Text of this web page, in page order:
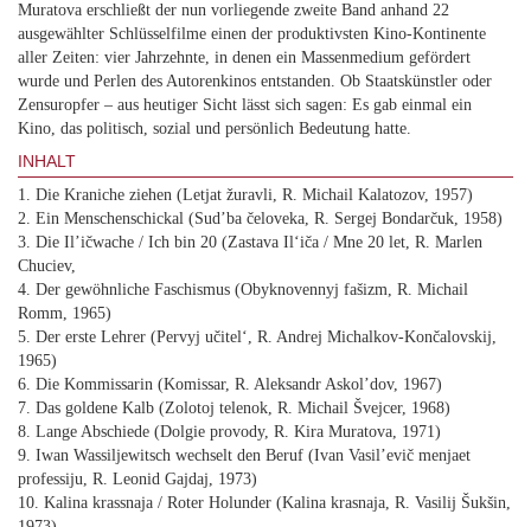
Muratova erschließt der nun vorliegende zweite Band anhand 22
ausgewählter Schlüsselfilme einen der produktivsten Kino-Kontinente
aller Zeiten: vier Jahrzehnte, in denen ein Massenmedium gefördert
wurde und Perlen des Autorenkinos entstanden. Ob Staatskünstler oder
Zensuropfer – aus heutiger Sicht lässt sich sagen: Es gab einmal ein
Kino, das politisch, sozial und persönlich Bedeutung hatte.
INHALT
1. Die Kraniche ziehen (Letjat žuravli, R. Michail Kalatozov, 1957)
2. Ein Menschenschickal (Sud’ba čeloveka, R. Sergej Bondarčuk, 1958)
3. Die Il’ičwache / Ich bin 20 (Zastava Il‘iča / Mne 20 let, R. Marlen
Chuciev,
4. Der gewöhnliche Faschismus (Obyknovennyj fašizm, R. Michail
Romm, 1965)
5. Der erste Lehrer (Pervyj učitel‘, R. Andrej Michalkov-Končalovskij,
1965)
6. Die Kommissarin (Komissar, R. Aleksandr Askol’dov, 1967)
7. Das goldene Kalb (Zolotoj telenok, R. Michail Švejcer, 1968)
8. Lange Abschiede (Dolgie provody, R. Kira Muratova, 1971)
9. Iwan Wassiljewitsch wechselt den Beruf (Ivan Vasil’evič menjaet
professiju, R. Leonid Gajdaj, 1973)
10. Kalina krassnaja / Roter Holunder (Kalina krasnaja, R. Vasilij Šukšin,